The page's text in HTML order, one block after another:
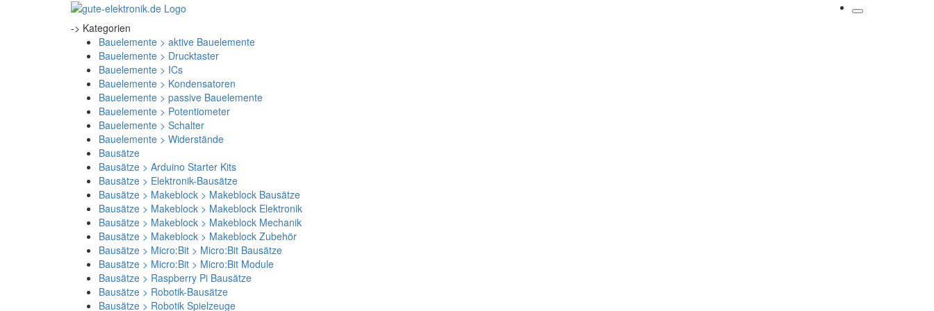
-> Kategorien
Bauelemente > aktive Bauelemente
Bauelemente > Drucktaster
Bauelemente > ICs
Bauelemente > Kondensatoren
Bauelemente > passive Bauelemente
Bauelemente > Potentiometer
Bauelemente > Schalter
Bauelemente > Widerstände
Bausätze
Bausätze > Arduino Starter Kits
Bausätze > Elektronik-Bausätze
Bausätze > Makeblock > Makeblock Bausätze
Bausätze > Makeblock > Makeblock Elektronik
Bausätze > Makeblock > Makeblock Mechanik
Bausätze > Makeblock > Makeblock Zubehör
Bausätze > Micro:Bit > Micro:Bit Bausätze
Bausätze > Micro:Bit > Micro:Bit Module
Bausätze > Raspberry Pi Bausätze
Bausätze > Robotik-Bausätze
Bausätze > Robotik Spielzeuge